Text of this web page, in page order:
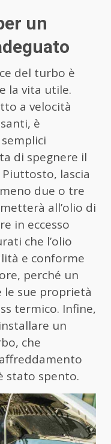
un
del turbo è
la vita utile.
a velocità
è
di spegnere il
lascia
due o tre
all’olio di
in eccesso
che l’olio
e conforme
perché un
le sue proprietà
termico. Infine,
un
che
stato spento.